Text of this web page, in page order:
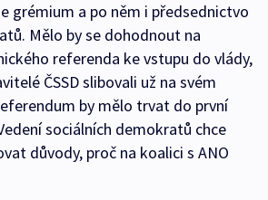
grémium a po něm i předsednictvo
Mělo by se dohodnout na
referenda ke vstupu do vlády,
ČSSD slibovali už na svém
by mělo trvat do první
sociálních demokratů chce
důvody, proč na koalici s ANO